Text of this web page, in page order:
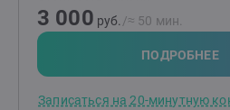
3 000 руб. /≈ 50 мин.
ПОДРОБНЕЕ
Записаться на 20-минутную